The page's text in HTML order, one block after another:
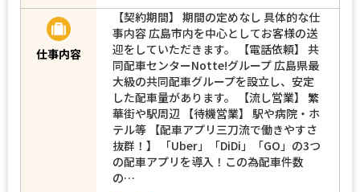
仕事内容
【契約期間】 期間の定めなし 具体的な仕
事内容 広島市内を中心としてお客様の送
迎をしていただきます。 【電話依頼】 共
同配車センターNotte!グループ 広島県最
大級の共同配車グループを設立し、安定
した配車量があります。 【流し営業】 繁
華街や駅周辺 【待機営業】 駅や病院・ホ
テル等 【配車アプリ三刀流で働きやすさ
抜群！】 「Uber」「DiDi」「GO」の3つ
の配車アプリを導入！この為配車件数
の…